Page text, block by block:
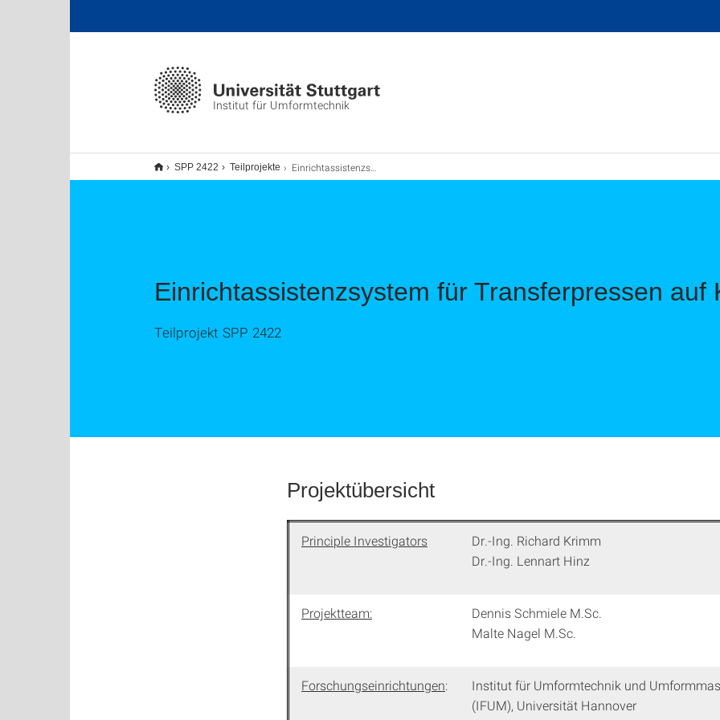
Institut für Umformtechnik
SPP 2422 Teilprojekte Einrichtassistenzsystem für Transferpressen auf KI-Basis
Einrichtassistenzsystem für Transferpressen auf
Teilprojekt SPP 2422
Projektübersicht
Principle Investigators
Dr.-Ing. Richard Krimm
Dr.-Ing. Lennart Hinz
Projektteam:
Dennis Schmiele M.Sc.
Malte Nagel M.Sc.
Forschungseinrichtungen:
Institut für Umformtechnik und
(IFUM), Universität Hannover